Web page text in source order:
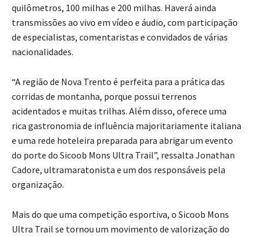
quilômetros, 100 milhas e 200 milhas. Haverá ainda
transmissões ao vivo em vídeo e áudio, com participação
de especialistas, comentaristas e convidados de várias
nacionalidades.
“A região de Nova Trento é perfeita para a prática das
corridas de montanha, porque possui terrenos
acidentados e muitas trilhas. Além disso, oferece uma
rica gastronomia de influência majoritariamente italiana
e uma rede hoteleira preparada para abrigar um evento
do porte do Sicoob Mons Ultra Trail”, ressalta Jonathan
Cadore, ultramaratonista e um dos responsáveis pela
organização.
Mais do que uma competição esportiva, o Sicoob Mons
Ultra Trail se tornou um movimento de valorização do